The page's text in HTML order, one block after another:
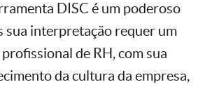
DISC é um poderoso
sua interpretação requer um
de RH, com sua
da cultura da empresa,